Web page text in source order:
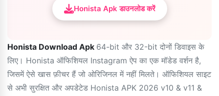
Honista Apk डाउनलोड करें
Honista Download Apk 64-bit और 32-bit दोनों डिवाइस के
लिए। Honista ऑफिशियल Instagram ऐप का एक मॉडेड वर्शन है,
जिसमें ऐसे खास फ़ीचर हैं जो ओरिजिनल में नहीं मिलते। ऑफिशियल साइट
से अभी सुरक्षित और अपडेटेड Honista APK 2026 v10 & v11 &